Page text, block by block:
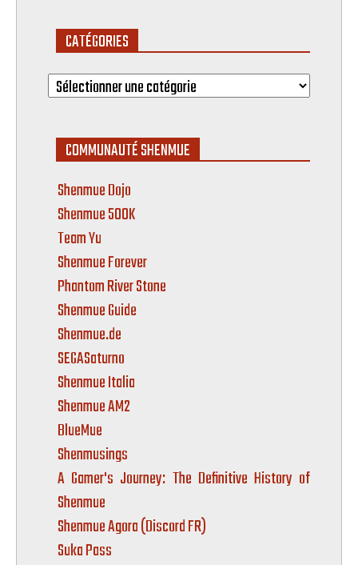
CATÉGORIES
Catégories
COMMUNAUTÉ SHENMUE
Shenmue Dojo
Shenmue 500K
Team Yu
Shenmue Forever
Phantom River Stone
Shenmue Guide
Shenmue.de
SEGASaturno
Shenmue Italia
Shenmue AM2
BlueMue
Shenmusings
A Gamer's Journey: The Definitive History of
Shenmue
Shenmue Agora (Discord FR)
Suka Pass